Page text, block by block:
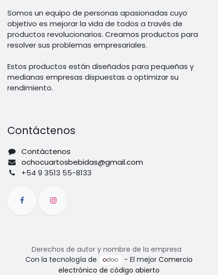
Somos un equipo de personas apasionadas cuyo
objetivo es mejorar la vida de todos a través de
productos revolucionarios. Creamos productos para
resolver sus problemas empresariales.
Estos productos están diseñados para pequeñas y
medianas empresas dispuestas a optimizar su
rendimiento.
Contáctenos
Contáctenos
ochocuartosbebidas@gmail.com
+54 9 3513 55-8133
Derechos de autor y nombre de la empresa
Con la tecnología de
- El mejorComercio
electrónico de código abierto